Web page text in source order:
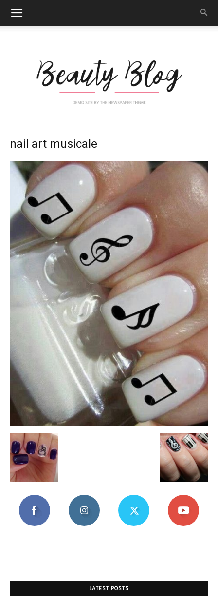
Art
nail art musicale
LATEST POSTS